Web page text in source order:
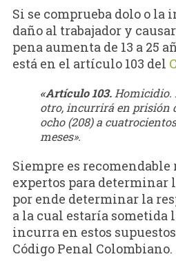
Si se comprueba dolo o
daño al trabajador y
pena aumenta de 13 a 25
está en el artículo 103 del
«Artículo103.Homicidio.
otro, incurrirá en prisión
ocho (208) a
meses».
Siempre es recomendable
expertos para determinar
por ende determinar la
a la cual estaría sometida
incurra en estos
Código Penal Colombiano.